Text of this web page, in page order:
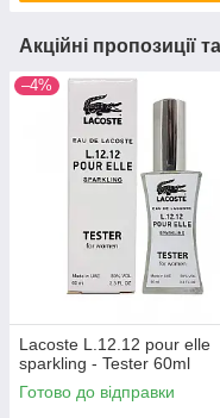
Акційні пропозиції
–4%
Lacoste L.12.12 pour elle
sparkling - Tester 60ml
Готово до відправки